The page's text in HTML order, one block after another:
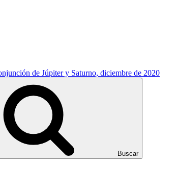
de Júpiter y Saturno, diciembre de 2020
Buscar